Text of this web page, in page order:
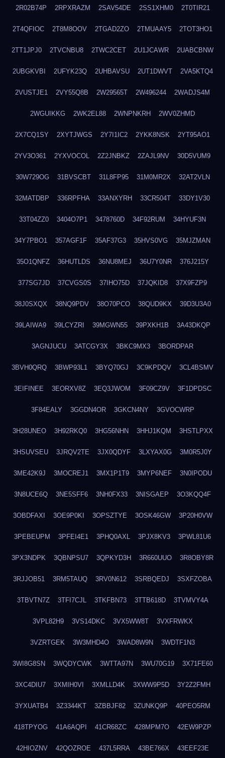
2R02B74P 2RPXRAZM 2SAV54DE 2SS1XHM0 2T0TIR21
2T4QFIOC 2T8M8OOV 2TGAD2ZO 2TMUAAY5 2TOT3HO1
2TT1JPJ0 2TVCNBU8 2TWC2CET 2U1JCAWR 2UABCBNW
2UBGKVBI 2UFYK23Q 2UHBAVSU 2UT1DWVT 2VA5KTQ4
2VUSTJE1 2VY55Q8B 2W29565T 2W496244 2WADJS4M
2WGUIKKG 2WK2EL88 2WNPNKRH 2WV0ZHMD
2X7CQ1SY 2XYTJWGS 2Y7I1IC2 2YKK8NSK 2YT95AO1
2YV3O361 2YXVOCOL 2Z2JNBKZ 2ZAJL9NV 30D5VUM9
30W729OG 31BVSCBT 31L8FP95 31M0MR2X 32AT2VLN
32MATDBP 336RPFHA 33ANXYRH 33CR504T 33DY1V30
33T04ZZ0 3404O7P1 3478760D 34F92RUM 34HYUF3N
34Y7PBO1 357AGF1F 35AF37G3 35HVS0VG 35MJZMAN
35O1QNFZ 36HUTLDS 36NU8MEJ 36U7Y0NR 376J215Y
377SG7JD 37CVGS0S 37IHO75D 37JQKID8 37X9FZP9
38J0SXQX 38NQ9PDV 38O70PCO 38QUD9KX 39D3U3A0
39LAIWA9 39LCYZRI 39MGWN55 39PXKH1B 3A43DKQP
3AGNJUCU 3ATCGY3X 3BKC9MX3 3BORDPAR
3BVH0QRQ 3BWP93L1 3BYQ70GJ 3C9KPDQV 3CL4BSMV
3EIFINEE 3EORXV8Z 3EQ3JWOM 3F09CZ9V 3F1DPDSC
3F84EALY 3GGDN4OR 3GKCN4NY 3GVOCWRP
3H28UNEO 3H92RKQ0 3HG56NHN 3HHJ1KQM 3HSTLPXX
3HSUVSEU 3JRQV2TE 3JX0QDYF 3LXYAX0G 3M0R5J0Y
3ME42K9J 3MOCREJ1 3MX1P1T9 3MYP6NEF 3N0IPODU
3N8UCE6Q 3NE5SFF6 3NH0FX33 3NISGAEP 3O3KQQ4F
3OBDFAXI 3OE9P0KI 3OPSZTYE 3OSK46GW 3P20H0VW
3PEBEUPM 3PFEI4E1 3PHQ0AXL 3PJX8KV3 3PWL81U6
3PX3NDPK 3QBNPSU7 3QPKYD3H 3R660UUO 3R8OBY8R
3RJJOB51 3RM5TAUQ 3RV0N612 3SRBQEDJ 3SXFZOBA
3TBVTN7Z 3TFI7CJL 3TKFBN73 3TTB618D 3TVMVY4A
3VPL82H9 3VS14DKC 3VX5WW8T 3VXFRWKX
3VZRTGEK 3W3MHD4O 3WAD8W9N 3WDTF1N3
3WI8G8SN 3WQDYCWK 3WTTA97N 3WU70G19 3X71FE60
3XC4DIU7 3XMIH0VI 3XMLLD4K 3XWW9P5D 3Y2Z2FMH
3YXUATB4 3Z3344KT 3ZBBJF82 3ZUNKQ9P 40PEO5RM
418TPYOG 41A6AQPI 41CR68ZC 428MPM7O 42EW9PZP
42HIOZNV 42QOZROE 437L5RRA 43BE766X 43EEF23E